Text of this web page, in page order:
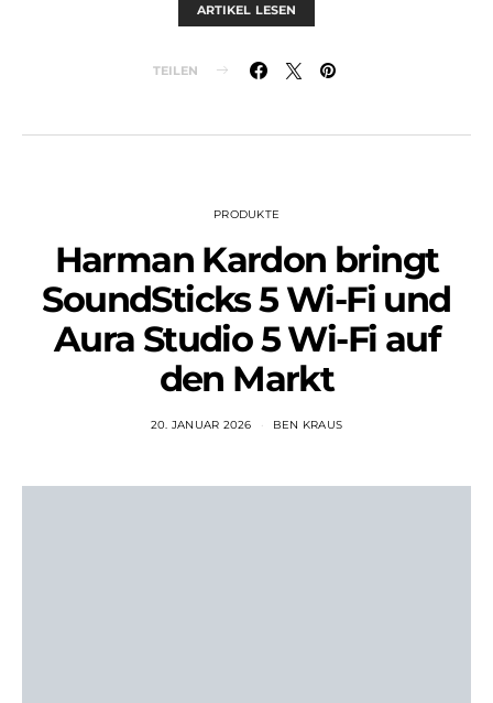
ARTIKEL LESEN
TEILEN
PRODUKTE
Harman Kardon bringt
SoundSticks 5 Wi-Fi und
Aura Studio 5 Wi-Fi auf
den Markt
20. JANUAR 2026 BEN KRAUS